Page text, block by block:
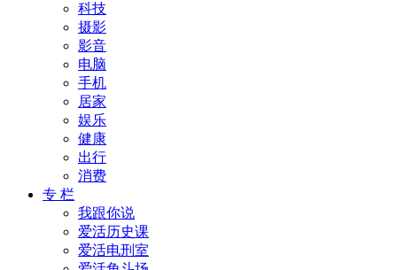
科技
摄影
影音
电脑
手机
居家
娱乐
健康
出行
消费
专 栏
我跟你说
爱活历史课
爱活电刑室